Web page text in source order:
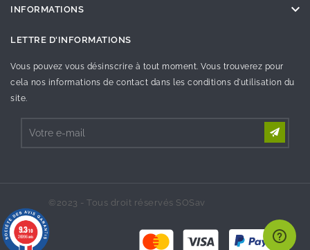
INFORMATIONS 
LETTRE D'INFORMATIONS
Vous pouvez vous désinscrire à tout moment. Vous trouverez pour
cela nos informations de contact dans les conditions d'utilisation du
site.
©2023 - Tous droit réservés SOSav
9.3/10
26996 avis